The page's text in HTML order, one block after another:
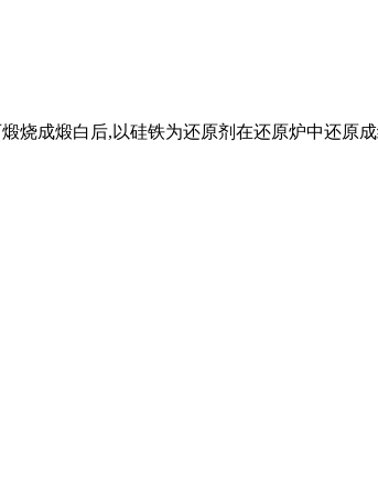
烧成煅白后,以硅铁为还原剂在还原炉中还原